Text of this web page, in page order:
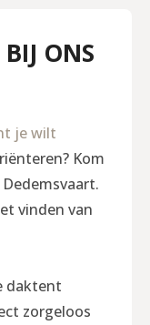
ONS
je wilt
Kom
vinden van
daktent
zorgeloos